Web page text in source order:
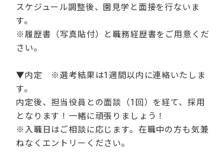
スケジュール調整後、園見学と面接を行ないま
す。
※履歴書（写真貼付）と職務経歴書をご用意くだ
さい。
▼内定　※選考結果は1週間以内に連絡いたしま
す。
内定後、担当役員との面談（1回）を経て、採用
となります！一緒に頑張りましょう！
※入職日はご相談に応じます。在職中の方も気兼
ねなくエントリーください。